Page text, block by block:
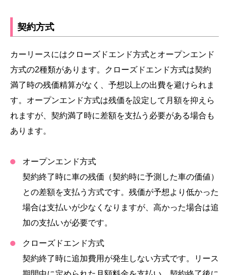
契約方式
カーリースにはクローズドエンド方式とオープンエンド
方式の2種類があります。クローズドエンド方式は契約
満了時の残価精算がなく、予想以上の出費を避けられま
す。オープンエンド方式は残価を設定して月額を抑えら
れますが、契約満了時に差額を支払う必要がある場合も
あります。
オープンエンド方式
契約終了時に車の残価（契約時に予測した車の価値）
との差額を支払う方式です。残価が予想より低かった
場合は支払いが少なくなりますが、高かった場合は追
加の支払いが必要です。
クローズドエンド方式
契約終了時に追加費用が発生しない方式です。リース